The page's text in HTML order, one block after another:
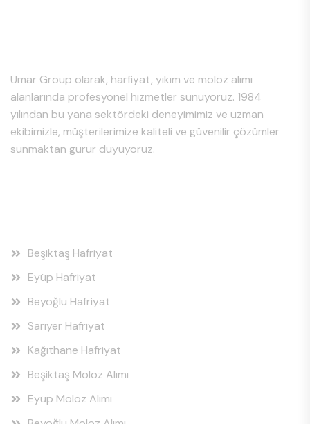
Umar Group olarak, harfiyat, yıkım ve moloz alımı
alanlarında profesyonel hizmetler sunuyoruz. 1984
yılından bu yana sektördeki deneyimimiz ve uzman
ekibimizle, müşterilerimize kaliteli ve güvenilir çözümler
sunmaktan gurur duyuyoruz.
Beşiktaş Hafriyat
Eyüp Hafriyat
Beyoğlu Hafriyat
Sarıyer Hafriyat
Kağıthane Hafriyat
Beşiktaş Moloz Alımı
Eyüp Moloz Alımı